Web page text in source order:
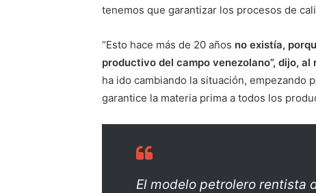
tenemos que garantizar los procesos de
“Esto hace más de 20 años no existía,
productivo del campo venezolano”, dijo,
ha ido cambiando la situación, empezando
garantice la materia prima a todos los
El modelo petrolero rentista